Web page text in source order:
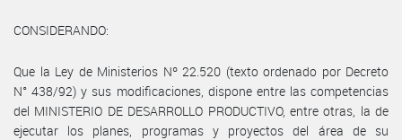
CONSIDERANDO:
Que la Ley de Ministerios Nº 22.520 (texto ordenado por Decreto
N° 438/92) y sus modificaciones, dispone entre las competencias
del MINISTERIO DE DESARROLLO PRODUCTIVO, entre otras, la de
ejecutar los planes, programas y proyectos del área de su